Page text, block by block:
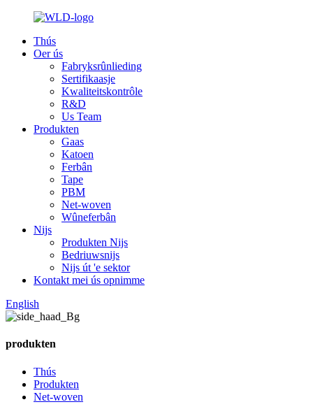
Thús
Oer ús
Fabryksrûnlieding
Sertifikaasje
Kwaliteitskontrôle
R&D
Us Team
Produkten
Gaas
Katoen
Ferbân
Tape
PBM
Net-woven
Wûneferbân
Nijs
Produkten Nijs
Bedriuwsnijs
Nijs út 'e sektor
Kontakt mei ús opnimme
English
produkten
Thús
Produkten
Net-woven